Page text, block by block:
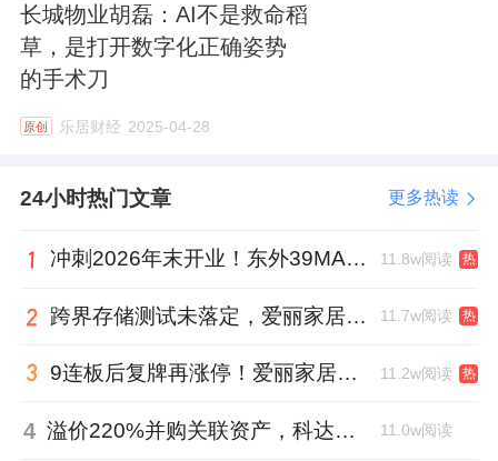
护网。
更具前瞻性的是，根据预警信息，李肖阳指引
全体业主将车辆移至园区内部——这片区域恰
护了业主的财产安全。
在自救的同时，李肖阳并未忘记社会责任。物
者提供临时住宿与饮食，先后为54名驾考受困
暴雨中升腾起守望相助的暖意。
而洪灾过后，李肖阳又立即组织消杀、排查、
长城物业胡磊：AI不是救命稻
草，是打开数字化正确姿势
的手术刀
原创 乐居财经 2025-04-28
24小时热门文章 更多热读
冲刺2026年末开业！东外39MALL全球招商启幕，重构东直门商圈格局 11.8w阅读 热
跨界存储测试未落定，爱丽家居复牌前自揭多重风险 11.7w阅读 热
9连板后复牌再涨停！爱丽家居市盈率318倍，跨界收购案尚未落地 11.2w阅读 热
4 溢价220%并购关联资产，科达制造近75亿元重组被否 11.0w阅读